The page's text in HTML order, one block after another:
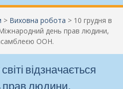
> Виховна робота > 10 грудня в
Міжнародний день прав людини,
ООН.
відзначається
прав людини,